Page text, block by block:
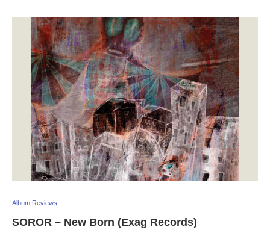
Album Reviews
SOROR – New Born (Exag Records)